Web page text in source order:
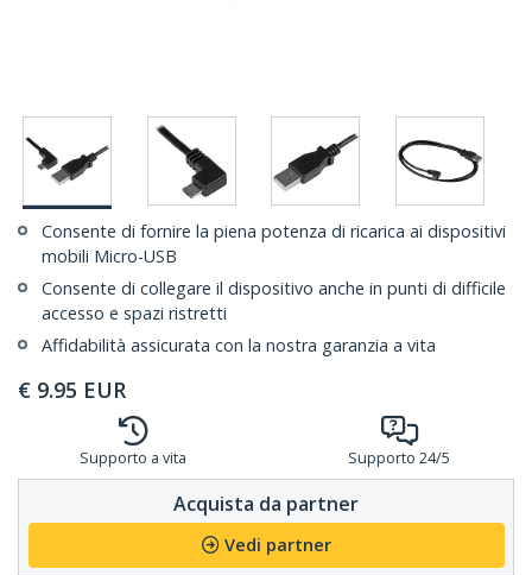
Consente di fornire la piena potenza di ricarica ai dispositivi
mobili Micro-USB
Consente di collegare il dispositivo anche in punti di difficile
accesso e spazi ristretti
Affidabilità assicurata con la nostra garanzia a vita
€ 9.95 EUR
Supporto a vita Supporto 24/5
Acquista da partner
Vedi partner